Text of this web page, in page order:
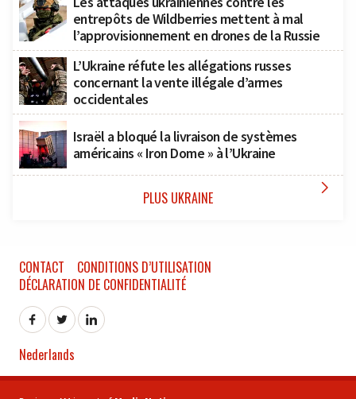
entrepôts de Wildberries mettent à mal
l’approvisionnement en drones de la Russie
L’Ukraine réfute les allégations russes
concernant la vente illégale d’armes
occidentales
Israël a bloqué la livraison de systèmes
américains « Iron Dome » à l’Ukraine
PLUS UKRAINE 
CONTACT
CONDITIONS D’UTILISATION
DÉCLARATION DE CONFIDENTIALITÉ
Nederlands